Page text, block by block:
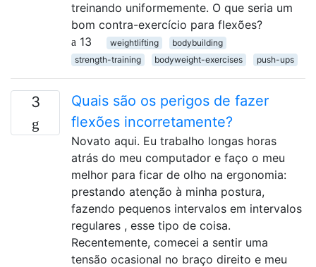
treinando uniformemente. O que seria um
bom contra-exercício para flexões?
13
weightlifting
bodybuilding
strength-training
bodyweight-exercises push-ups
3
Quais são os perigos de fazer
flexões incorretamente?
Novato aqui. Eu trabalho longas horas
atrás do meu computador e faço o meu
melhor para ficar de olho na ergonomia:
prestando atenção à minha postura,
fazendo pequenos intervalos em intervalos
regulares , esse tipo de coisa.
Recentemente, comecei a sentir uma
tensão ocasional no braço direito e meu